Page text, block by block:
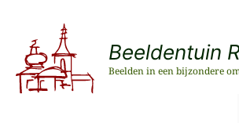
inhoud
Beeldentuin
Beelden in een bijzondere